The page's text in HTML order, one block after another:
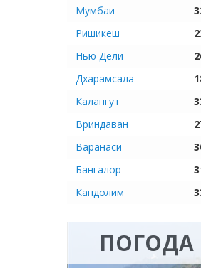
Мумбаи
Ришикеш
Нью Дели
Дхарамсала
Калангут
Вриндаван
Варанаси
Бангалор
Кандолим
ПОГОДА